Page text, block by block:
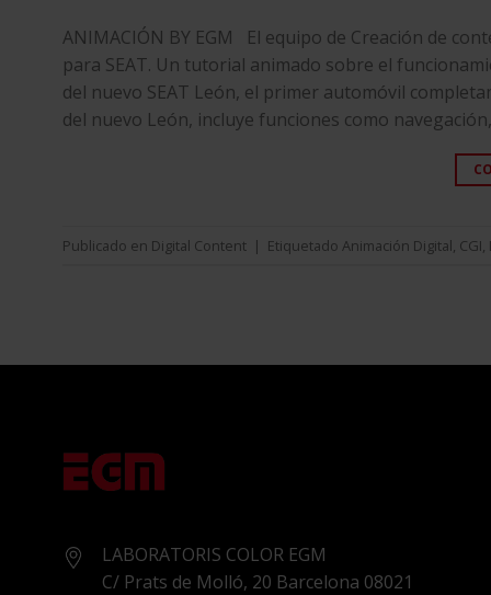
ANIMACIÓN BY EGM El equipo de Creación de
para SEAT. Un tutorial animado sobre el
del nuevo SEAT León, el primer automóvil
del nuevo León, incluye funciones como
Publicado en Digital Content | Etiquetado Animación Digital, CGI,
LABORATORIS COLOR EGM
C/ Prats de Molló, 20 Barcelona 08021